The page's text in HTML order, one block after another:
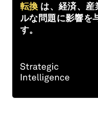
転換 は、経済、産
ルな問題に影響を
す。